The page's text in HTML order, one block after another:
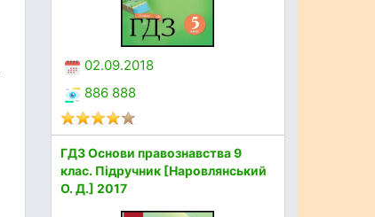
02.09.2018
886 888
ГДЗ Основи правознавства 9
клас. Підручник [Наровлянський
О. Д.] 2017